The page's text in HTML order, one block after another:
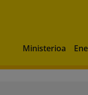
Ministerioa